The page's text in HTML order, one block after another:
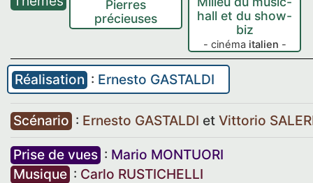
Pierres
précieuses
hall et du show-
biz
- cinéma italien -
Réalisation : Ernesto GASTALDI
Scénario : Ernesto GASTALDI et Vittorio
Prise de vues : Mario MONTUORI
Musique : Carlo RUSTICHELLI